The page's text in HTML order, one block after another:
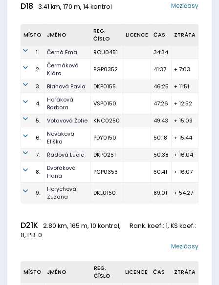
D18 3.41 km, 170 m, 14 kontrol Mezičasy
MÍSTO JMÉNO
REG.
ČÍSLO
LICENCE ČAS ZTRÁTA
1. Černá Ema ROU0451 34:34
2.
Čermáková
Klára
PGP0352 41:37 + 7:03
3. Blahová Pavla DKP0155 46:25 + 11:51
4.
Horáková
Barbora
VSP0150 47:26 + 12:52
5. Votavová Žofie KNC0250 49:43 + 15:09
6.
Nováková
Eliška
PDY0150 50:18 + 15:44
7. Řadová Lucie DKP0251 50:38 + 16:04
8.
Dvořáková
Hana
PGP0355 50:41 + 16:07
9.
Horychová
Zuzana
DKL0150 89:01 + 54:27
D21K 2.80 km, 165 m, 10 kontrol, Rank. koef.: 1, KS koef.:
0, PB: 0
Mezičasy
MÍSTO JMÉNO
REG.
ČÍSLO
LICENCE ČAS ZTRÁTA